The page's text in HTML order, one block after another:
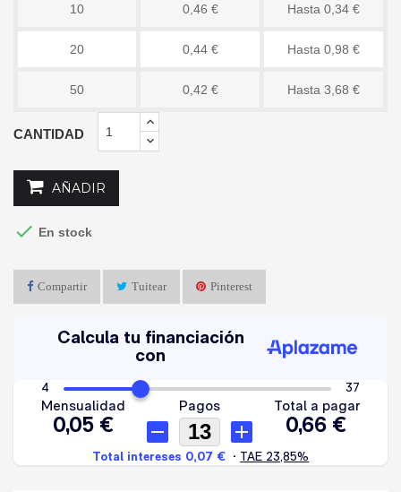
10 0,46 € Hasta 0,34 €
20 0,44 € Hasta 0,98 €
50 0,42 € Hasta 3,68 €
CANTIDAD
AÑADIR
 En stock
Compartir Tuitear Pinterest